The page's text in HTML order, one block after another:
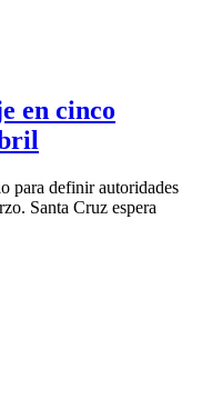
en cinco
para definir autoridades
Santa Cruz espera